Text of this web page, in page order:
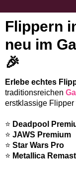
Flippern
neu im
🎉
Erlebe echtes
traditionsreichen
erstklassige Flipper
⭐ Deadpool
⭐ JAWS Premium
⭐ Star Wars Pro
⭐ Metallica